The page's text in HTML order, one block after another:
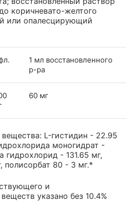
коричневато-желтого
или опалесцирующий
1 мл восстановленного
р-ра
60 мг
L-гистидин - 22.95
моногидрат -
гидрохлорид - 131.65 мг,
полисорбат 80 - 3 мг.*
и
указано без 10.4%